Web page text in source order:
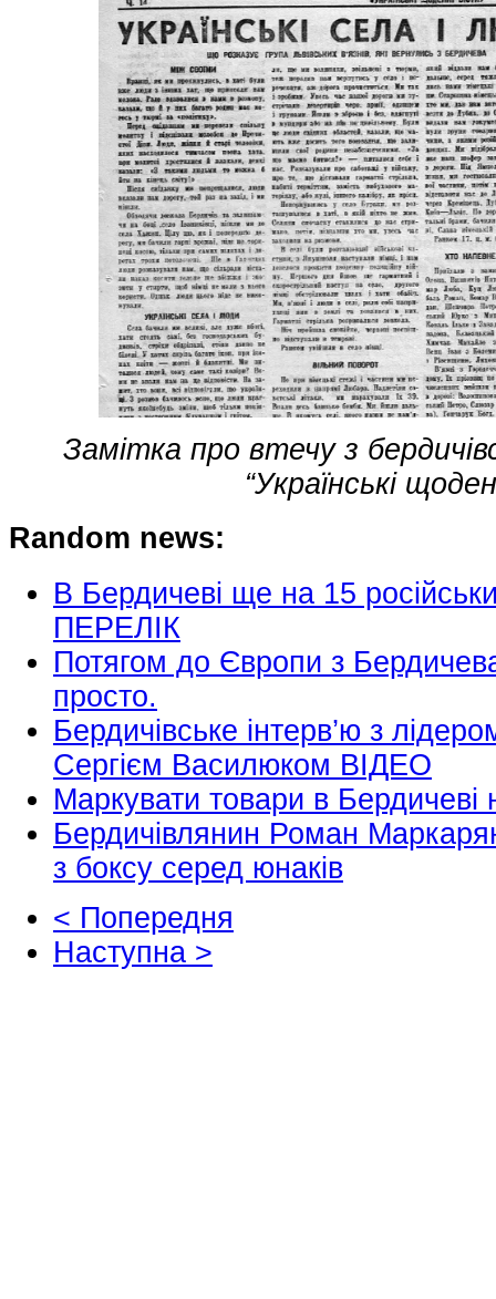
Замітка про втечу з
“Українські
Random news:
В Бердичеві ще на 15
ПЕРЕЛІК
Потягом до Європи з
просто.
Бердичівське інтерв’ю з
Сергієм Василюком ВІДЕО
Маркувати товари в Бердичеві
Бердичівлянин Роман
з боксу серед юнаків
< Попередня
Наступна >